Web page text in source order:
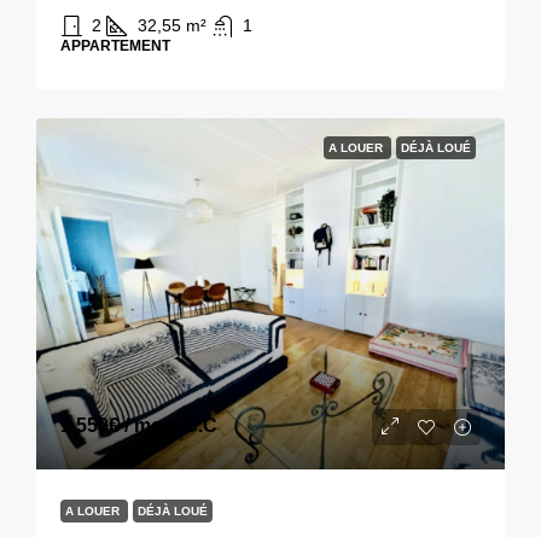
2 32,55 m² 1
APPARTEMENT
A LOUER DÉJÀ LOUÉ
1 550€/ mois C.C
A LOUER DÉJÀ LOUÉ